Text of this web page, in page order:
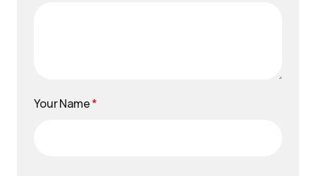
Your Name*